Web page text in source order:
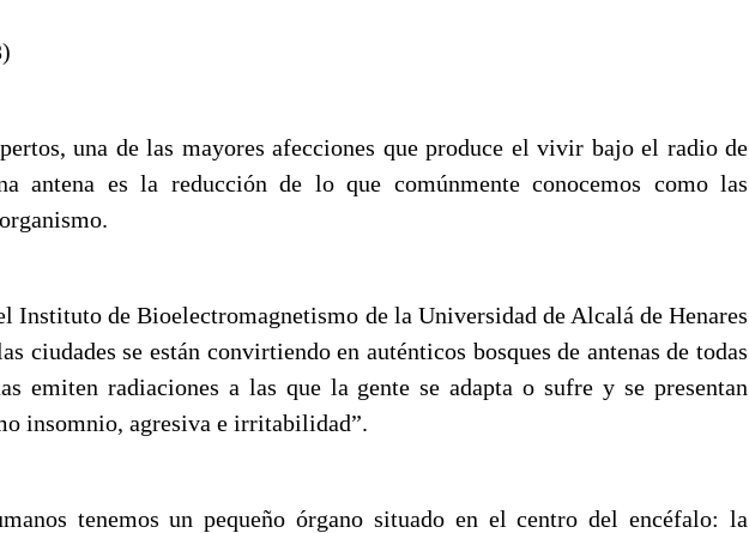
una de las mayores afecciones que produce el vivir bajo el radio de
antena es la reducción de lo que comúnmente conocemos como las
Instituto de Bioelectromagnetismo de la Universidad de Alcalá de Henares
ciudades se están convirtiendo en auténticos bosques de antenas de todas
emiten radiaciones a las que la gente se adapta o sufre y se presentan
insomnio, agresiva e irritabilidad”.
tenemos un pequeño órgano situado en el centro del encéfalo: la